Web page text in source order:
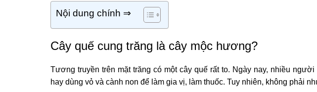
Nội dung chính ⇒
Cây quế cung trăng là cây mộc hương?
Tương truyền trên mặt trăng có một cây quế rất to. Ngày nay, nhiều
hay dùng vỏ và cành non để làm gia vị, làm thuốc. Tuy nhiên, không phải